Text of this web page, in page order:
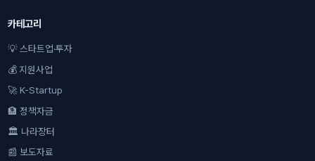
카테고리
💡 스타트업·투자
💰 지원사업
🚀 K-Startup
🏦 정책자금
🏛 나라장터
📰 보도자료